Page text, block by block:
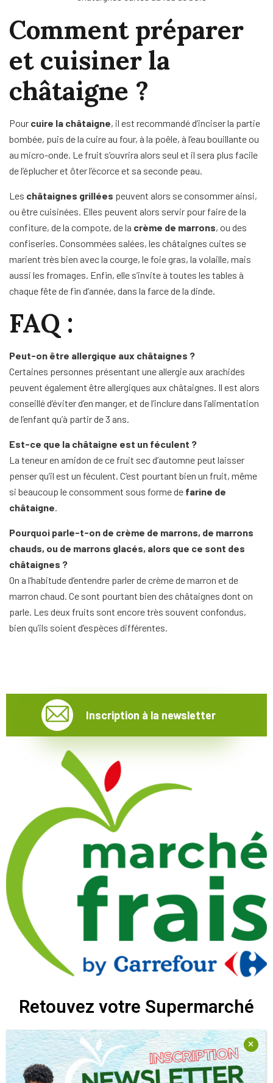
Comment préparer
et cuisiner la
châtaigne ?
Pour cuire la châtaigne, il est recommandé d’inciser la partie
bombée, puis de la cuire au four, à la poêle, à l’eau bouillante ou
au micro-onde. Le fruit s’ouvrira alors seul et il sera plus facile
de l’éplucher et ôter l’écorce et sa seconde peau.
Les châtaignes grillées peuvent alors se consommer ainsi,
ou être cuisinées. Elles peuvent alors servir pour faire de la
confiture, de la compote, de la crème de marrons, ou des
confiseries. Consommées salées, les châtaignes cuites se
marient très bien avec la courge, le foie gras, la volaille, mais
aussi les fromages. Enfin, elle s’invite à toutes les tables à
chaque fête de fin d’année, dans la farce de la dinde.
FAQ :
Peut-on être allergique aux châtaignes ?
Certaines personnes présentant une allergie aux arachides
peuvent également être allergiques aux châtaignes. Il est alors
conseillé d’éviter d’en manger, et de l’inclure dans l’alimentation
de l’enfant qu’à partir de 3 ans.
Est-ce que la châtaigne est un féculent ?
La teneur en amidon de ce fruit sec d’automne peut laisser
penser qu’il est un féculent. C’est pourtant bien un fruit, même
si beaucoup le consomment sous forme de farine de
châtaigne.
Pourquoi parle-t-on de crème de marrons, de marrons
chauds, ou de marrons glacés, alors que ce sont des
châtaignes ?
On a l’habitude d’entendre parler de crème de marron et de
marron chaud. Ce sont pourtant bien des châtaignes dont on
parle. Les deux fruits sont encore très souvent confondus,
bien qu’ils soient d’espèces différentes.
Inscription à la newsletter
Retouvez votre Supermarché
Retrouvez nous sur nos réseaux sociaux